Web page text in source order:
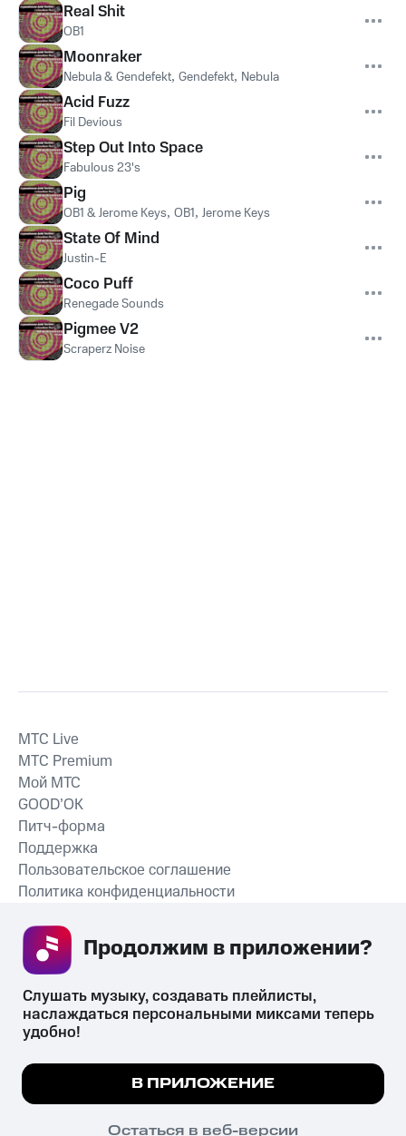
Real Shit
OB1
Moonraker
Nebula & Gendefekt, Gendefekt, Nebula
Acid Fuzz
Fil Devious
Step Out Into Space
Fabulous 23's
Pig
OB1 & Jerome Keys, OB1, Jerome Keys
State Of Mind
Justin-E
Coco Puff
Renegade Sounds
Pigmee V2
Scraperz Noise
СКАЧАТЬ ПРИЛОЖЕНИЕ
MTС Live
MTС Premium
Мой МТС
GOOD’OK
Питч-форма
Поддержка
Пользовательское соглашение
Политика конфиденциальности
психотропных веществ, их аналогов причиняет вред здоровью,
их незаконный оборот запрещён и влечёт установленную
законодательством ответственность.
© 2026 ООО «КИОН».
Мы используем куки, чтобы на сайте все
Подробнее
ПОНЯТНО
Слушать музыку, создавать плейлисты,
наслаждаться персональными миксами теперь
удобно!
В ПРИЛОЖЕНИЕ
Остаться в веб-версии